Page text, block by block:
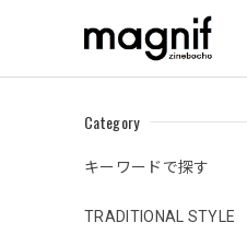
Category
キーワードで探す
TRADITIONAL STYLE